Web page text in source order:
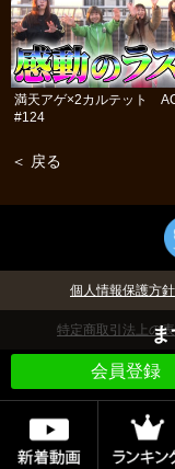
ま
会員登録
満天アゲ×2カルテット
#124
＜ 戻る
個人情報保護方針
特定商取引法上の